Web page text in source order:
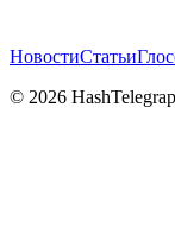
НовостиСтатьи
© 2026